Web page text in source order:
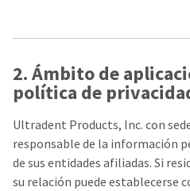
2. Ámbito de
política de
Ultradent Products, Inc. con
responsable de la información
de sus entidades afiliadas. Si
su relación puede establecerse
receive
an
order
confirmation
email
and
an
email
will
able
to
self-
but
will
need
your
customer